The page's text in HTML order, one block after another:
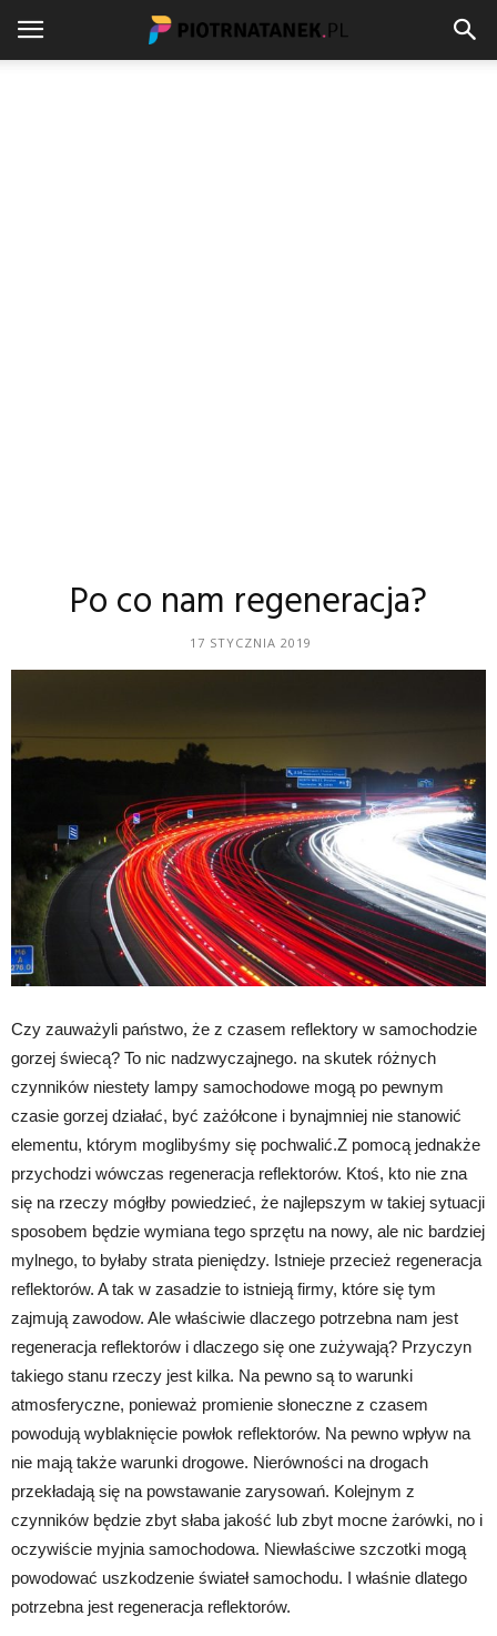
Po co nam regeneracja?
17 STYCZNIA 2019
Czy zauważyli państwo, że z czasem reflektory w samochodzie
gorzej świecą? To nic nadzwyczajnego. na skutek różnych
czynników niestety lampy samochodowe mogą po pewnym
czasie gorzej działać, być zażółcone i bynajmniej nie stanowić
elementu, którym moglibyśmy się pochwalić.Z pomocą jednakże
przychodzi wówczas regeneracja reflektorów. Ktoś, kto nie zna
się na rzeczy mógłby powiedzieć, że najlepszym w takiej sytuacji
sposobem będzie wymiana tego sprzętu na nowy, ale nic bardziej
mylnego, to byłaby strata pieniędzy. Istnieje przecież regeneracja
reflektorów. A tak w zasadzie to istnieją firmy, które się tym
zajmują zawodow. Ale właściwie dlaczego potrzebna nam jest
regeneracja reflektorów i dlaczego się one zużywają? Przyczyn
takiego stanu rzeczy jest kilka. Na pewno są to warunki
atmosferyczne, ponieważ promienie słoneczne z czasem
powodują wyblaknięcie powłok reflektorów. Na pewno wpływ na
nie mają także warunki drogowe. Nierówności na drogach
przekładają się na powstawanie zarysowań. Kolejnym z
czynników będzie zbyt słaba jakość lub zbyt mocne żarówki, no i
oczywiście myjnia samochodowa. Niewłaściwe szczotki mogą
powodować uszkodzenie świateł samochodu. I właśnie dlatego
potrzebna jest regeneracja reflektorów.